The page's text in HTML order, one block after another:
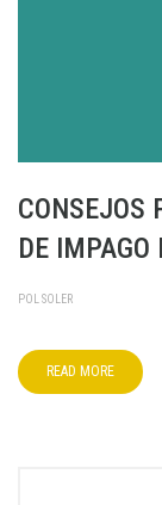
CONSEJOS
DE IMPAGO
POL SOLER
READ MORE